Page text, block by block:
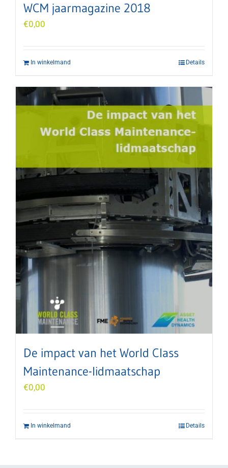
WCM jaarmagazine 2018
€0,00
In winkelmand Details
De impact van het World Class
Maintenance-lidmaatschap
€0,00
In winkelmand Details